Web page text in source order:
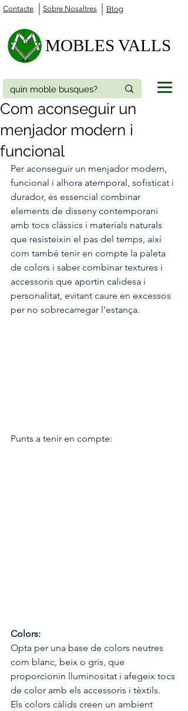
Contacte Blog
Sobre Nosaltres
MOBLES VALLS
Com aconseguir un
menjador modern i
funcional
Per aconseguir un menjador modern,
funcional i alhora atemporal, sofisticat i
durador, és essencial combinar
elements de disseny contemporani
amb tocs clàssics i materials naturals
que resisteixin el pas del temps, així
com també tenir en compte la paleta
de colors i saber combinar textures i
accessoris que aportin calidesa i
personalitat, evitant caure en excessos
per no sobrecarregar l'estança.
Punts a tenir en compte:
Colors:
Opta per una base de colors neutres
com blanc, beix o gris, que
proporcionin lluminositat i afegeix tocs
de color amb els accessoris i tèxtils.
Els colors càlids creen un ambient